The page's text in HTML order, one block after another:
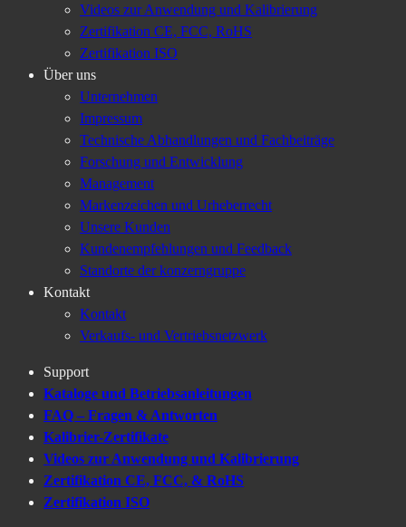
Videos zur Anwendung und Kalibrierung
Zertifikation CE, FCC, RoHS
Zertifikation ISO
Über uns
Unternehmen
Impressum
Technische Abhandlungen und Fachbeiträge
Forschung und Entwicklung
Management
Markenzeichen und Urheberrecht
Unsere Kunden
Kundenempfehlungen und Feedback
Standorte der konzerngruppe
Kontakt
Kontakt
Verkaufs- und Vertriebsnetzwerk
Support
Kataloge und Betriebsanleitungen
FAQ – Fragen & Antworten
Kalibrier-Zertifikate
Videos zur Anwendung und Kalibrierung
Zertifikation CE, FCC, & RoHS
Zertifikation ISO